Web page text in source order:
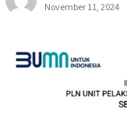
November 11, 2024